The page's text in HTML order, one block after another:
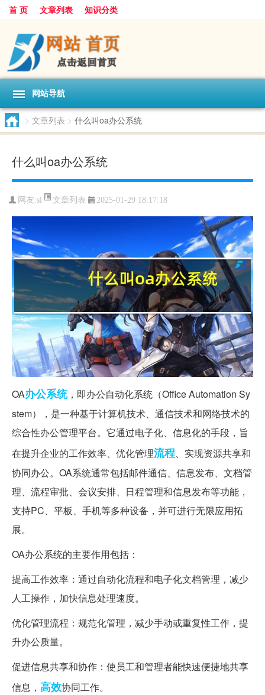
首 页 文章列表 知识分类
网站导航
> 文章列表 > 什么叫oa办公系统
什么叫oa办公系统
网友:sl 文章列表 2025-01-29 18:17:18
OA办公系统，即办公自动化系统（Office Automation Sy
stem），是一种基于计算机技术、通信技术和网络技术的
综合性办公管理平台。它通过电子化、信息化的手段，旨
在提升企业的工作效率、优化管理流程、实现资源共享和
协同办公。OA系统通常包括邮件通信、信息发布、文档管
理、流程审批、会议安排、日程管理和信息发布等功能，
支持PC、平板、手机等多种设备，并可进行无限应用拓
展。
OA办公系统的主要作用包括：
提高工作效率：通过自动化流程和电子化文档管理，减少
人工操作，加快信息处理速度。
优化管理流程：规范化管理，减少手动或重复性工作，提
升办公质量。
促进信息共享和协作：使员工和管理者能快速便捷地共享
信息， 高效协同工作。